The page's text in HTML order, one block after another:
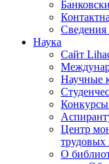
Сведения
Наука
Сайт
Научные
Центр
трудовых
О